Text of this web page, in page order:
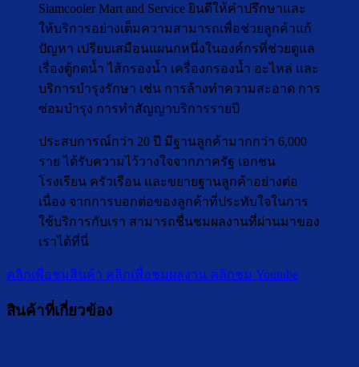
Siamcooler Mart and Service ยินดีให้คำปรึกษาและ
ให้บริการอย่างเต็มความสามารถเพื่อช่วยลูกค้าแก้
ปัญหา เปรียบเสมือนแผนกหนึ่งในองค์กรที่ช่วยดูแล
เรื่องตู้กดน้ำ ไส้กรองน้ำ เครื่องกรองน้ำ อะไหล่ และ
บริการบำรุงรักษา เช่น การล้างทำความสะอาด การ
ซ่อมบำรุง การทำสัญญาบริการรายปี
ประสบการณ์กว่า 20 ปี มีฐานลูกค้ามากกว่า 6,000
ราย ได้รับความไว้วางใจจากภาครัฐ เอกชน
โรงเรียน ครัวเรือน และขยายฐานลูกค้าอย่างต่อ
เนื่อง จากการบอกต่อของลูกค้าที่ประทับใจในการ
ใช้บริการกับเรา สามารถชื่นชมผลงานที่ผ่านมาของ
เราได้ที่นี่
คลิกเพื่อชมสินค้า คลิกเพื่อชมผลงาน คลิกชม Youtube
สินค้าที่เกี่ยวข้อง